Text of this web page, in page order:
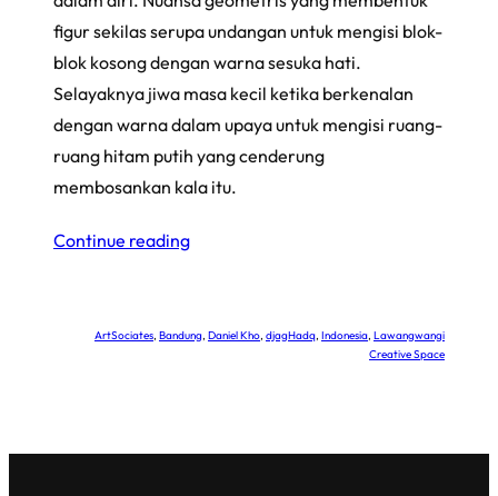
figur sekilas serupa undangan untuk mengisi blok-
blok kosong dengan warna sesuka hati.
Selayaknya jiwa masa kecil ketika berkenalan
dengan warna dalam upaya untuk mengisi ruang-
ruang hitam putih yang cenderung
membosankan kala itu.
Continue reading
ArtSociates, Bandung, Daniel Kho, djagHadq, Indonesia, Lawangwangi
Creative Space